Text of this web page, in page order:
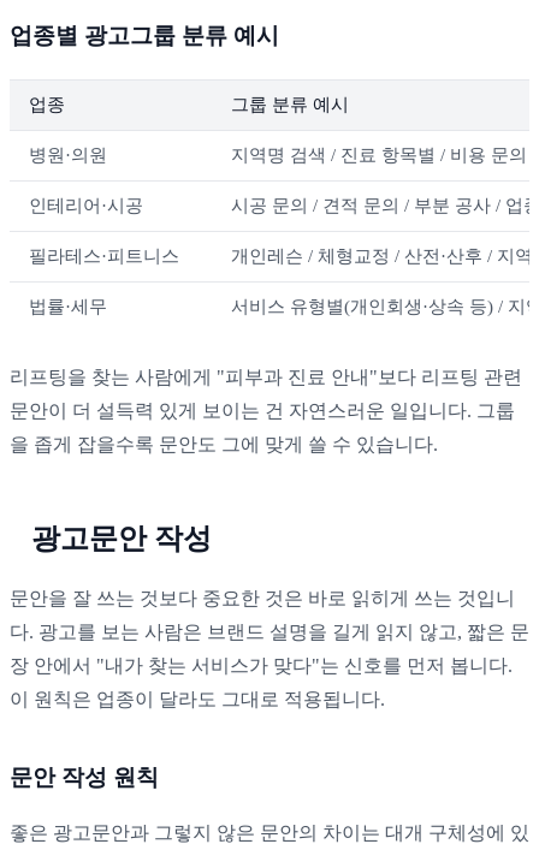
업종별 광고그룹 분류 예시
업종 그룹 분류 예시
병원·의원 지역명 검색 / 진료 항목별 / 비용 문의
인테리어·시공 시공 문의 / 견적 문의 / 부분 공사 / 업
필라테스·피트니스 개인레슨 / 체형교정 / 산전·산후 / 지역
법률·세무 서비스 유형별(개인회생·상속 등) / 지
리프팅을 찾는 사람에게 "피부과 진료 안내"보다 리프팅 관련
문안이 더 설득력 있게 보이는 건 자연스러운 일입니다. 그룹
을 좁게 잡을수록 문안도 그에 맞게 쓸 수 있습니다.
광고문안 작성
문안을 잘 쓰는 것보다 중요한 것은 바로 읽히게 쓰는 것입니
다. 광고를 보는 사람은 브랜드 설명을 길게 읽지 않고, 짧은 문
장 안에서 "내가 찾는 서비스가 맞다"는 신호를 먼저 봅니다.
이 원칙은 업종이 달라도 그대로 적용됩니다.
문안 작성 원칙
좋은 광고문안과 그렇지 않은 문안의 차이는 대개 구체성에 있